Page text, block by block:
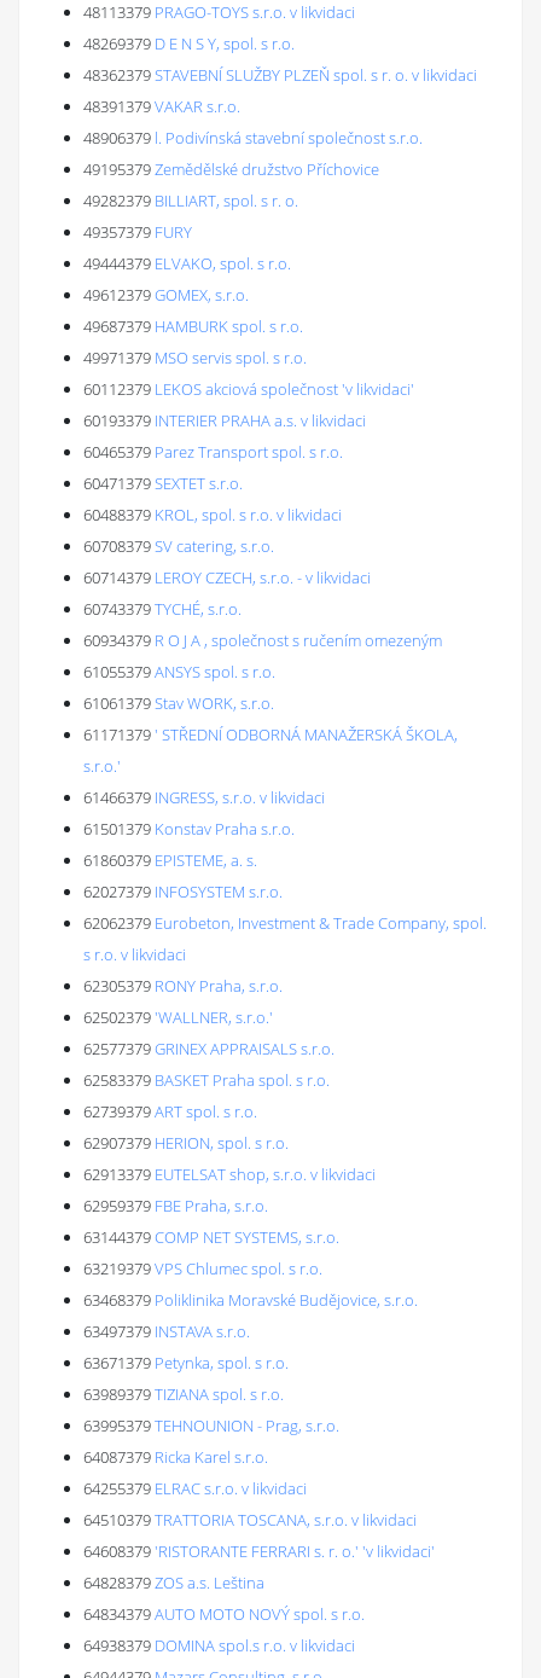
48113379 PRAGO-TOYS s.r.o. v likvidaci
48269379 D E N S Y, spol. s r.o.
48362379STAVEBNÍ SLUŽBY PLZEŇ spol. s r. o. v likvidaci
48391379VAKAR s.r.o.
48906379 l. Podivínská stavební společnost s.r.o.
49195379Zemědělské družstvo Příchovice
49282379 BILLIART, spol. s r. o.
49357379 FURY
49444379 ELVAKO, spol. s r.o.
49612379GOMEX, s.r.o.
49687379 HAMBURK spol. s r.o.
49971379 MSO servis spol. s r.o.
60112379 LEKOS akciová společnost 'v likvidaci'
60193379 INTERIER PRAHA a.s. v likvidaci
60465379 Parez Transport spol. s r.o.
60471379SEXTET s.r.o.
60488379 KROL, spol. s r.o. v likvidaci
60708379SV catering, s.r.o.
60714379 LEROY CZECH, s.r.o. - v likvidaci
60743379TYCHÉ, s.r.o.
60934379 R O J A , společnost s ručením omezeným
61055379ANSYS spol. s r.o.
61061379Stav WORK, s.r.o.
61171379' STŘEDNÍ ODBORNÁ MANAŽERSKÁ ŠKOLA,
s.r.o.'
61466379 INGRESS, s.r.o. v likvidaci
61501379 Konstav Praha s.r.o.
61860379 EPISTEME, a. s.
62027379 INFOSYSTEM s.r.o.
62062379 Eurobeton, Investment & Trade Company, spol.
s r.o. v likvidaci
62305379 RONY Praha, s.r.o.
62502379'WALLNER, s.r.o.'
62577379GRINEX APPRAISALS s.r.o.
62583379 BASKET Praha spol. s r.o.
62739379ART spol. s r.o.
62907379 HERION, spol. s r.o.
62913379 EUTELSAT shop, s.r.o. v likvidaci
62959379 FBE Praha, s.r.o.
63144379COMP NET SYSTEMS, s.r.o.
63219379VPS Chlumec spol. s r.o.
63468379 Poliklinika Moravské Budějovice, s.r.o.
63497379 INSTAVA s.r.o.
63671379 Petynka, spol. s r.o.
63989379TIZIANA spol. s r.o.
63995379TEHNOUNION - Prag, s.r.o.
64087379 Ricka Karel s.r.o.
64255379 ELRAC s.r.o. v likvidaci
64510379TRATTORIA TOSCANA, s.r.o. v likvidaci
64608379'RISTORANTE FERRARI s. r. o.' 'v likvidaci'
64828379ZOS a.s. Leština
64834379AUTO MOTO NOVÝ spol. s r.o.
64938379 DOMINA spol.s r.o. v likvidaci